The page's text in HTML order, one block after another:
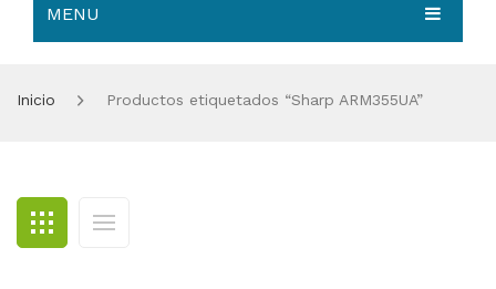
MENU
BLOG
CONTACTO
Inicio Productos etiquetados “Sharp ARM355UA”